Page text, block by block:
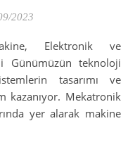
2023
Günümüzün teknoloji
tasarımı ve
kazanıyor. Mekatronik
yer alarak makine